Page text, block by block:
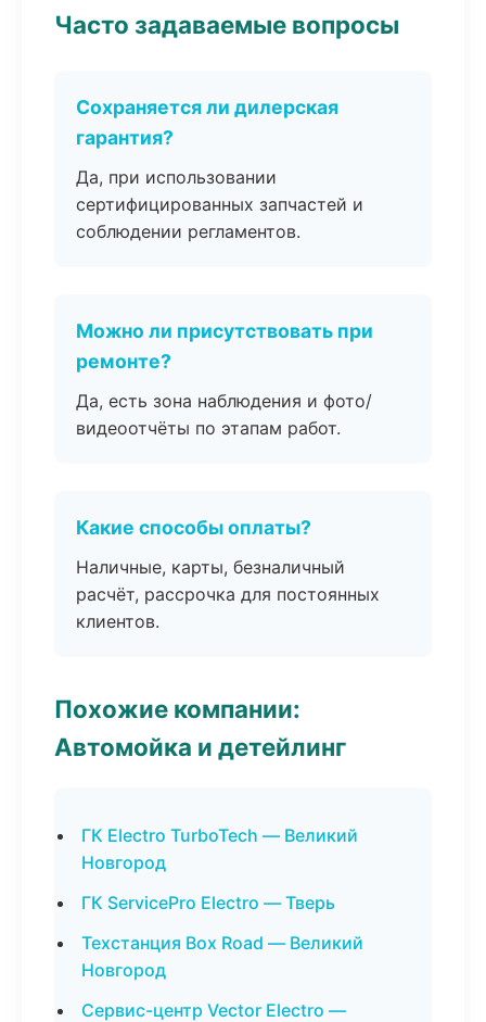
Часто задаваемые вопросы
Сохраняется ли дилерская
гарантия?
Да, при использовании
сертифицированных запчастей и
соблюдении регламентов.
Можно ли присутствовать при
ремонте?
Да, есть зона наблюдения и фото/
видеоотчёты по этапам работ.
Какие способы оплаты?
Наличные, карты, безналичный
расчёт, рассрочка для постоянных
клиентов.
Похожие компании:
Автомойка и детейлинг
ГК Electro TurboTech — Великий
Новгород
ГК ServicePro Electro — Тверь
Техстанция Box Road — Великий
Новгород
Сервис-центр Vector Electro —